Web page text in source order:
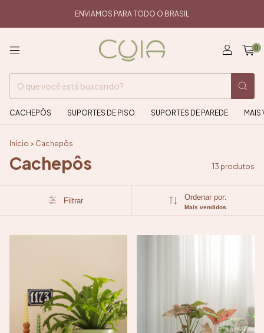
ENVIAMOS PARA TODO O BRASIL
0
CACHEPÔS SUPORTES DE PISO SUPORTES DE PAREDE MAIS
Início > Cachepôs
Cachepôs 13 produtos
Filtrar Ordenar por:
Mais vendidos